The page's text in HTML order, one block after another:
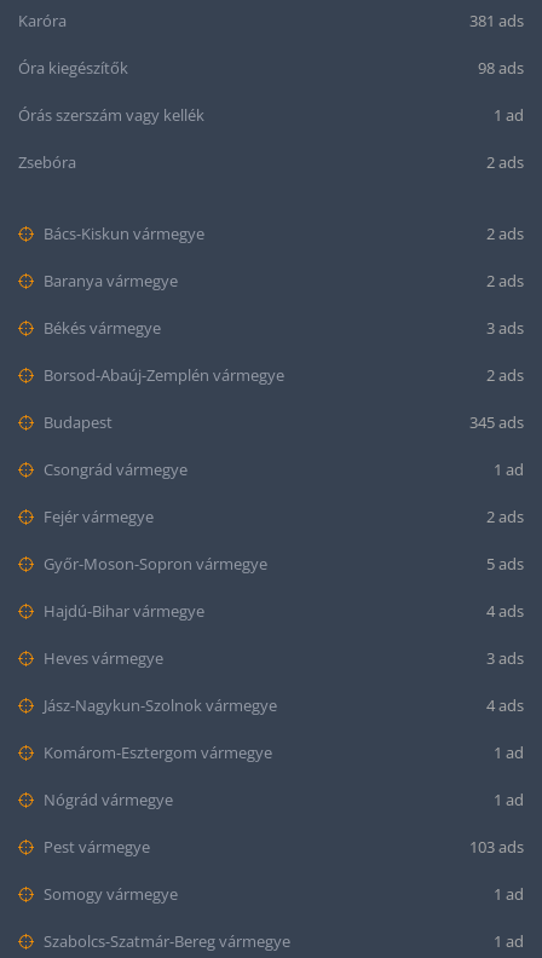
Karóra 381 ads
Óra kiegészítők 98 ads
Órás szerszám vagy kellék 1 ad
Zsebóra 2 ads
Bács-Kiskun vármegye 2 ads
Baranya vármegye 2 ads
Békés vármegye 3 ads
Borsod-Abaúj-Zemplén vármegye 2 ads
Budapest 345 ads
Csongrád vármegye 1 ad
Fejér vármegye 2 ads
Győr-Moson-Sopron vármegye 5 ads
Hajdú-Bihar vármegye 4 ads
Heves vármegye 3 ads
Jász-Nagykun-Szolnok vármegye 4 ads
Komárom-Esztergom vármegye 1 ad
Nógrád vármegye 1 ad
Pest vármegye 103 ads
Somogy vármegye 1 ad
Szabolcs-Szatmár-Bereg vármegye 1 ad